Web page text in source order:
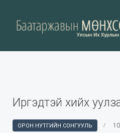
Иргэдтэй хийх
ОРОН НУТГИЙН СОНГУУЛЬ